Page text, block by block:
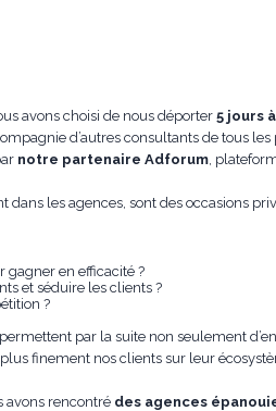
avons choisi de nous déporter 5 jours
d’autres consultants de tous les
notre partenaire Adforum,
dans les agences, sont des occasions
en efficacité ?
et séduire les clients ?
?
par la suite non seulement
finement nos clients sur leur
avons rencontré des agences